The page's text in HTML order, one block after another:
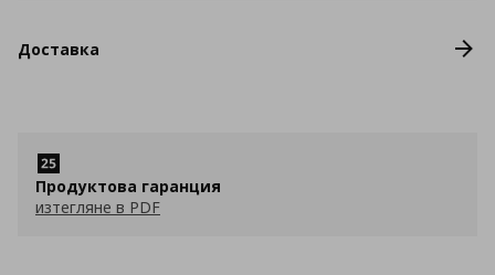
Доставка
Продуктова гаранция
изтегляне в PDF